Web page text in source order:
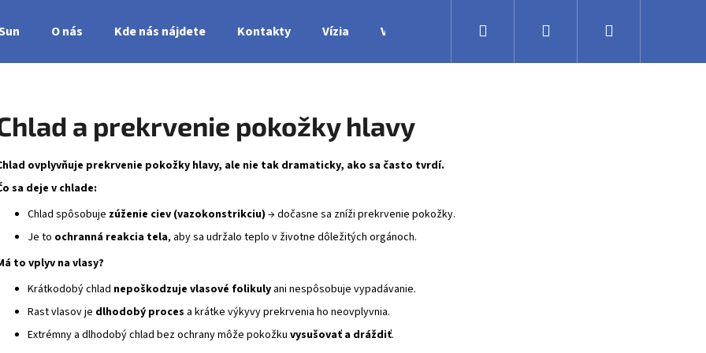
O nás Kde nás nájdete Kontakty Vízia Výroba Obchodné podmienky Veľkoobchodná
Prihlásenie
a prekrvenie pokožky hlavy
ovplyvňuje prekrvenie pokožky hlavy, ale nie tak dramaticky, ako sa často tvrdí.
sa deje v chlade:
Chlad spôsobuje zúženie ciev (vazokonstrikciu) → dočasne sa zníži prekrvenie pokožky.
Je to ochranná reakcia tela, aby sa udržalo teplo v životne dôležitých orgánoch.
to vplyv na vlasy?
Krátkodobý chlad nepoškodzuje vlasové folikuly ani nespôsobuje vypadávanie.
Rast vlasov je dlhodobý proces a krátke výkyvy prekrvenia ho neovplyvnia.
Extrémny a dlhodobý chlad bez ochrany môže pokožku vysušovať a dráždiť.